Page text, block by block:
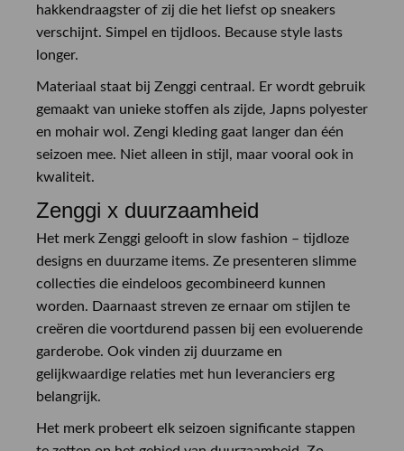
hakkendraagster of zij die het liefst op sneakers
verschijnt. Simpel en tijdloos. Because style lasts
longer.
Materiaal staat bij Zenggi centraal. Er wordt gebruik
gemaakt van unieke stoffen als zijde, Japns polyester
en mohair wol. Zengi kleding gaat langer dan één
seizoen mee. Niet alleen in stijl, maar vooral ook in
kwaliteit.
Zenggi x duurzaamheid
Het merk Zenggi gelooft in slow fashion – tijdloze
designs en duurzame items. Ze presenteren slimme
collecties die eindeloos gecombineerd kunnen
worden. Daarnaast streven ze ernaar om stijlen te
creëren die voortdurend passen bij een evoluerende
garderobe. Ook vinden zij duurzame en
gelijkwaardige relaties met hun leveranciers erg
belangrijk.
Het merk probeert elk seizoen significante stappen